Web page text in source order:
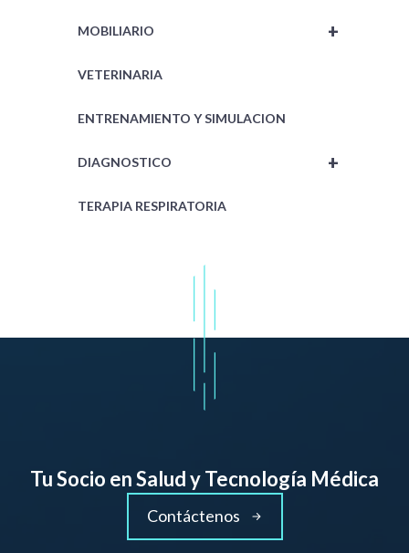
+
MOBILIARIO
VETERINARIA
ENTRENAMIENTO Y SIMULACION
+
DIAGNOSTICO
TERAPIA RESPIRATORIA
Tu Socio en Salud y Tecnología Médica
Contáctenos